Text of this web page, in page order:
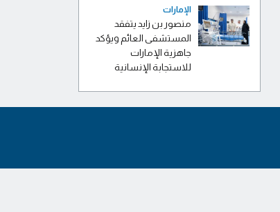
الإمارات
منصور بن زايد يتفقد
المستشفى العائم ويؤكد
جاهزية الإمارات
للاستجابة الإنسانية